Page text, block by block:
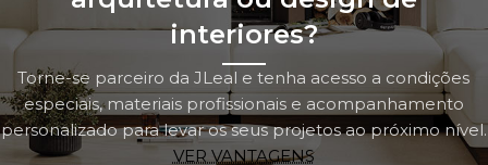
interiores?
Torne-se parceiro da JLeal e tenha acesso a condições
especiais, materiais profissionais e acompanhamento
personalizado para levar os seus projetos ao próximo nível.
VER VANTAGENS